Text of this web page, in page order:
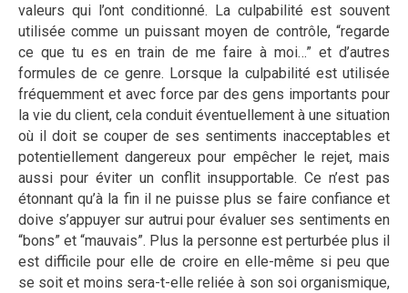
valeurs qui l’ont conditionné. La culpabilité est souvent
utilisée comme un puissant moyen de contrôle, “regarde
ce que tu es en train de me faire à moi…” et d’autres
formules de ce genre. Lorsque la culpabilité est utilisée
fréquemment et avec force par des gens importants pour
la vie du client, cela conduit éventuellement à une situation
où il doit se couper de ses sentiments inacceptables et
potentiellement dangereux pour empêcher le rejet, mais
aussi pour éviter un conflit insupportable. Ce n’est pas
étonnant qu’à la fin il ne puisse plus se faire confiance et
doive s’appuyer sur autrui pour évaluer ses sentiments en
“bons” et “mauvais”. Plus la personne est perturbée plus il
est difficile pour elle de croire en elle-même si peu que
se soit et moins sera-t-elle reliée à son soi organismique,